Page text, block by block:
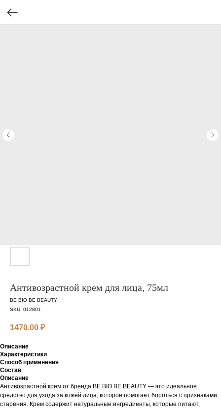
Антивозрастной крем для лица, 75мл
BE BIO BE BEAUTY
SKU: 012801
1470.00 ₽
Описание
Характеристики
Способ применения
Состав
Описание
Антивозрастной крем от бренда BE BIO BE BEAUTY — это идеальное
средство для ухода за кожей лица, которое помогает бороться с признаками
старения. Крем содержит натуральные ингредиенты, которые питают,